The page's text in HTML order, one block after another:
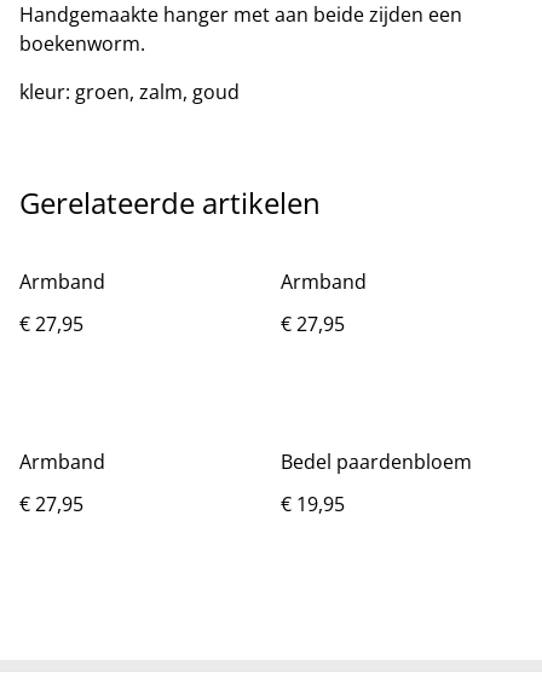
Handgemaakte hanger met aan beide zijden een
boekenworm.
kleur: groen, zalm, goud
Gerelateerde artikelen
Armband
€ 27,95
Armband
€ 27,95
Armband
€ 27,95
Bedel paardenbloem
€ 19,95